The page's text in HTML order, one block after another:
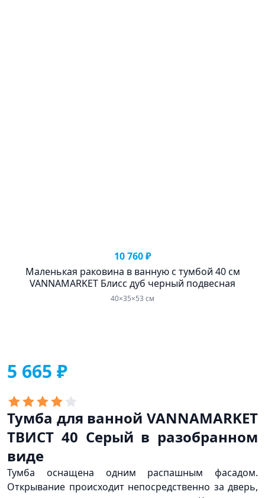
10 760 ₽
Маленькая раковина в ванную с тумбой 40 см
VANNAMARKET Блисс дуб черный подвесная
40×35×53 см
5 665 ₽
Тумба для ванной VANNAMARKET
ТВИСТ 40 Серый в разобранном
виде
Тумба оснащена одним распашным фасадом.
Открывание происходит непосредственно за дверь,